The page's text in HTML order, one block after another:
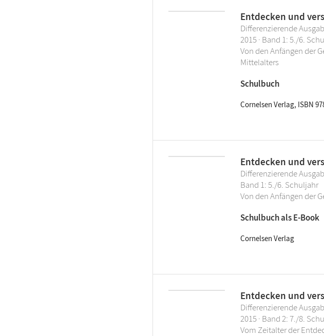
Entdecken und
Differenzierende
2015 · Band 1: 5./6.
Von den Anfängen der
Mittelalters
Schulbuch
Cornelsen Verlag, ISBN
Entdecken und
Differenzierende
Band 1: 5./6. Schuljahr
Von den Anfängen der
Schulbuch als E-Book
Cornelsen Verlag
Entdecken und
Differenzierende
2015 · Band 2: 7./8.
Vom Zeitalter der